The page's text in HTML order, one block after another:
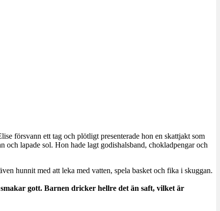
försvann ett tag och plötligt presenterade hon en skattjakt som
och lapade sol. Hon hade lagt godishalsband, chokladpengar och
hunnit med att leka med vatten, spela basket och fika i skuggan.
gott. Barnen dricker hellre det än saft, vilket är